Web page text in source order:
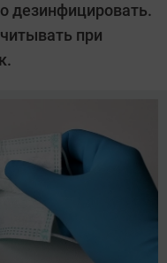
дезинфицировать.
при